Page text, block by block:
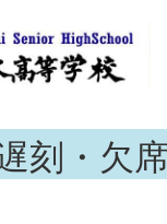
刻・欠